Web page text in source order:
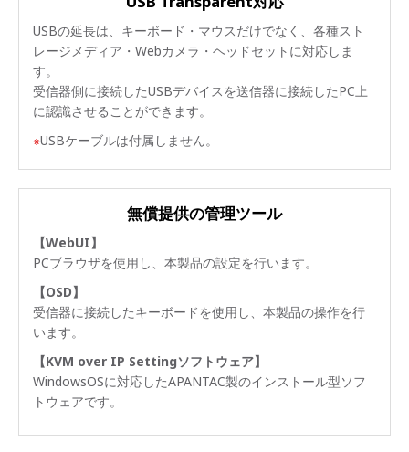
USBの延長は、キーボード・マウスだけでなく、各種スト
レージメディア・Webカメラ・ヘッドセットに対応しま
す。
受信器側に接続したUSBデバイスを送信器に接続したPC上
に認識させることができます。
USBケーブルは付属しません。
無償提供の管理ツール
【WebUI】
PCブラウザを使用し、本製品の設定を行います。
【OSD】
受信器に接続したキーボードを使用し、本製品の操作を行
います。
【KVM over IP Settingソフトウェア】
WindowsOSに対応したAPANTAC製のインストール型ソフ
トウェアです。